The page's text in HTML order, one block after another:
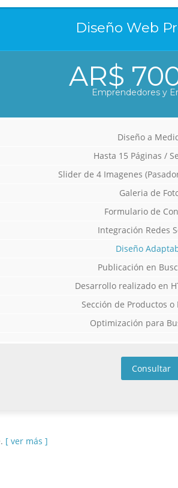
Diseño Web
AR$
Emprendedores y
Diseño a
Hasta 15 Páginas /
Slider de 4 Imagenes
Galeria de
Formulario de
Integración Redes
Diseño
Publicación en
Desarrollo realizado en
Sección de Productos o
Optimización para
Consultar
[ ver más ]